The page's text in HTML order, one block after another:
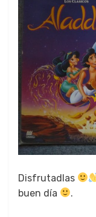
Dis­fru­tad­las
buen día
.